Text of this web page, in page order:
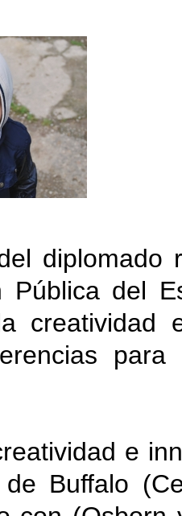
diplomado
Pública del
creatividad
e
Buffalo